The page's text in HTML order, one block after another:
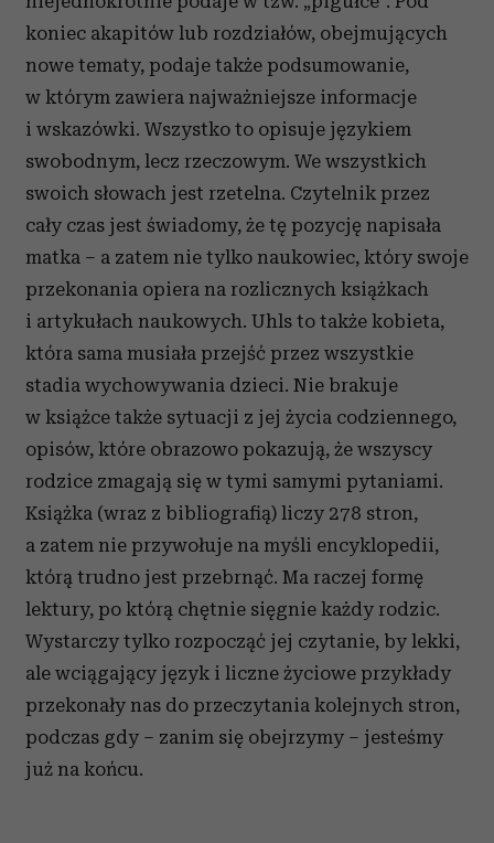
koniec akapitów lub rozdziałów, obejmujących
nowe tematy, podaje także podsumowanie,
w którym zawiera najważniejsze informacje
i wskazówki. Wszystko to opisuje językiem
swobodnym, lecz rzeczowym. We wszystkich
swoich słowach jest rzetelna. Czytelnik przez
cały czas jest świadomy, że tę pozycję napisała
matka – a zatem nie tylko naukowiec, który swoje
przekonania opiera na rozlicznych książkach
i artykułach naukowych. Uhls to także kobieta,
która sama musiała przejść przez wszystkie
stadia wychowywania dzieci. Nie brakuje
w książce także sytuacji z jej życia codziennego,
opisów, które obrazowo pokazują, że wszyscy
rodzice zmagają się w tymi samymi pytaniami.
Książka (wraz z bibliografią) liczy 278 stron,
a zatem nie przywołuje na myśli encyklopedii,
którą trudno jest przebrnąć. Ma raczej formę
lektury, po którą chętnie sięgnie każdy rodzic.
Wystarczy tylko rozpocząć jej czytanie, by lekki,
ale wciągający język i liczne życiowe przykłady
przekonały nas do przeczytania kolejnych stron,
podczas gdy – zanim się obejrzymy – jesteśmy
już na końcu.